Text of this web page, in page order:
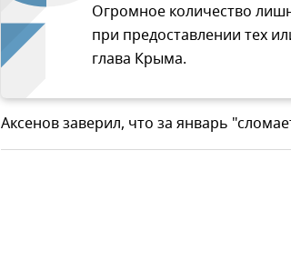
Огромное количество
при предоставлении тех
глава Крыма.
Аксенов заверил, что за январь